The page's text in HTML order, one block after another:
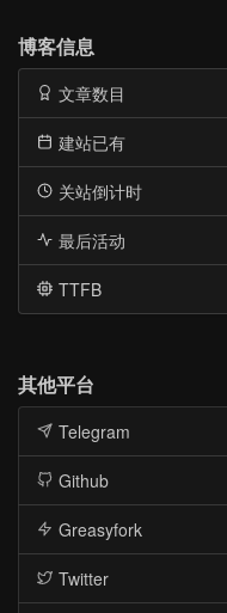
博客信息
文章数目
建站已有
关站倒计时
最后活动
TTFB
其他平台
Telegram
Github
Greasyfork
Twitter